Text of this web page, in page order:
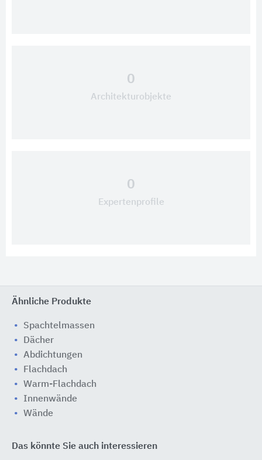
0
Architekturobjekte
0
Expertenprofile
Ähnliche Produkte
Spachtelmassen
Dächer
Abdichtungen
Flachdach
Warm-Flachdach
Innenwände
Wände
Das könnte Sie auch interessieren